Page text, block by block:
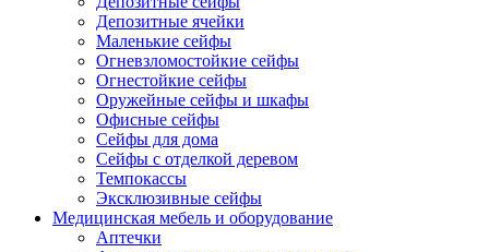
Депозитные ячейки
Маленькие сейфы
Огневзломостойкие сейфы
Огнестойкие сейфы
Оружейные сейфы и шкафы
Офисные сейфы
Сейфы для дома
Сейфы с отделкой деревом
Темпокассы
Эксклюзивные сейфы
Медицинская мебель и оборудование
Аптечки